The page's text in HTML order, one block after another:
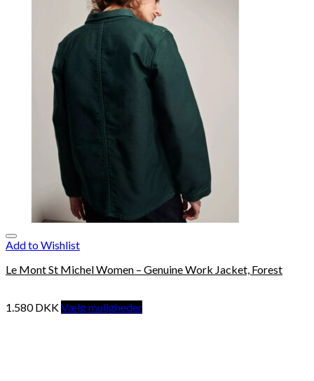
Add to Wishlist
Le Mont St Michel Women – Genuine Work Jacket, Forest
1.580DKKVælg muligheder